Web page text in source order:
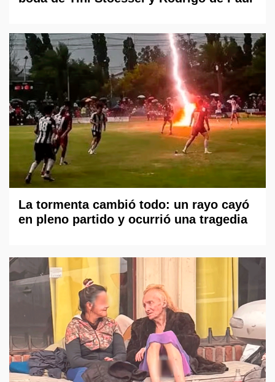
La tormenta cambió todo: un rayo cayó
en pleno partido y ocurrió una tragedia